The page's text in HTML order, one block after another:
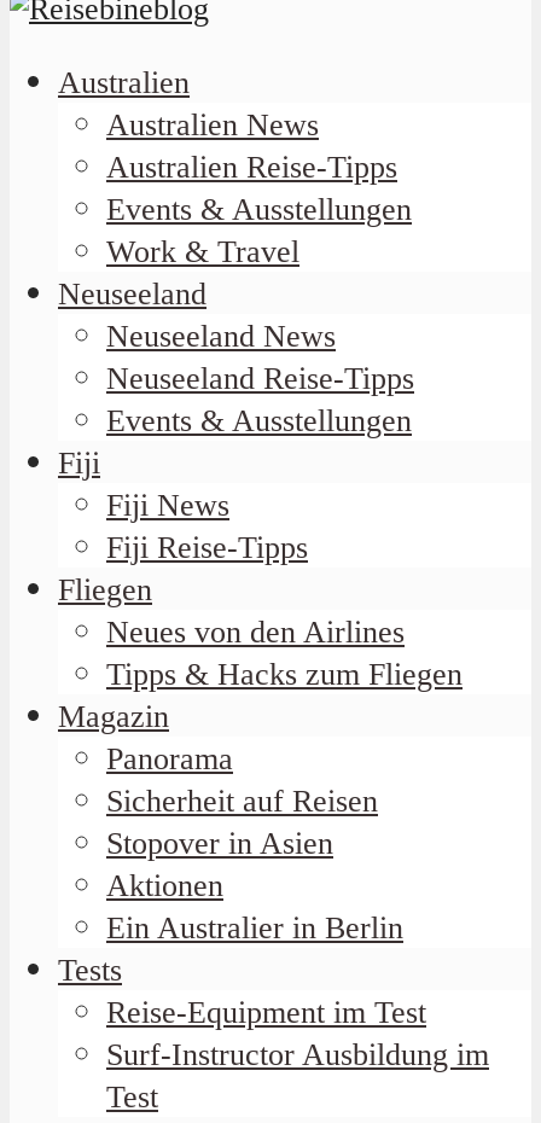
Australien
Australien News
Australien Reise-Tipps
Events & Ausstellungen
Work & Travel
Neuseeland
Neuseeland News
Neuseeland Reise-Tipps
Events & Ausstellungen
Fiji
Fiji News
Fiji Reise-Tipps
Fliegen
Neues von den Airlines
Tipps & Hacks zum Fliegen
Magazin
Panorama
Sicherheit auf Reisen
Stopover in Asien
Aktionen
Ein Australier in Berlin
Tests
Reise-Equipment im Test
Surf-Instructor Ausbildung im
Test